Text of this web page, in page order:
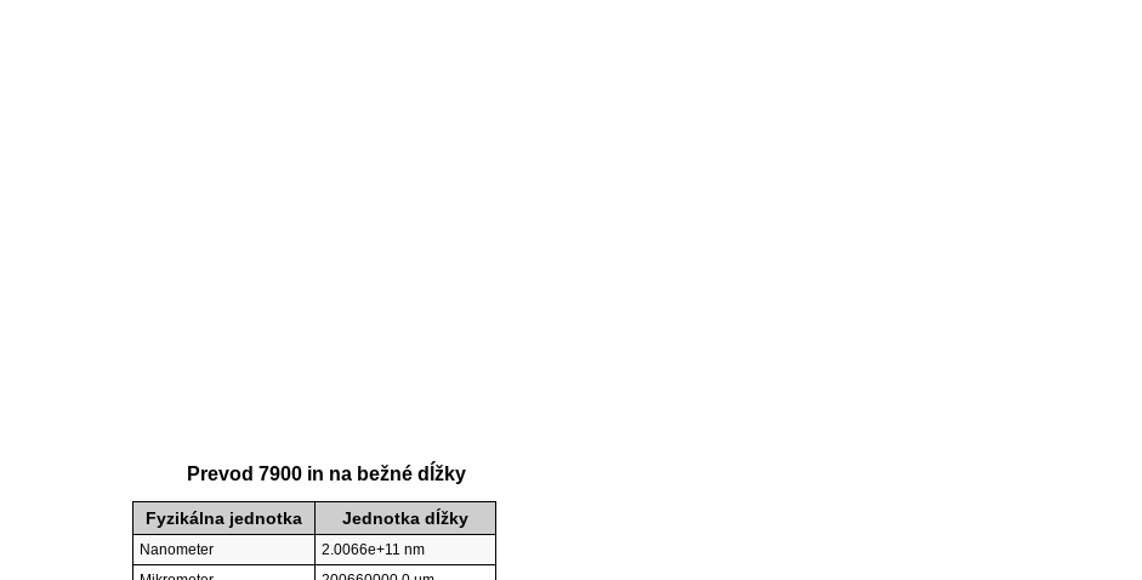
Prevod 7900 in na bežné dĺžky
Fyzikálna jednotka Jednotka dĺžky
Nanometer
2.0066e+11 nm